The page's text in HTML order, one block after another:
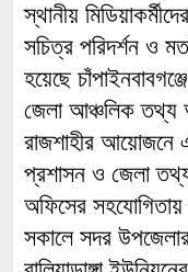
স্থানীয়
সচিত্র পরিদর্শন ও
হয়েছে
জেলা আঞ্চলিক তথ্য
রাজশাহীর আয়োজনে
প্রশাসন ও জেলা
অফিসের সহযোগিতায়
সকালে সদর